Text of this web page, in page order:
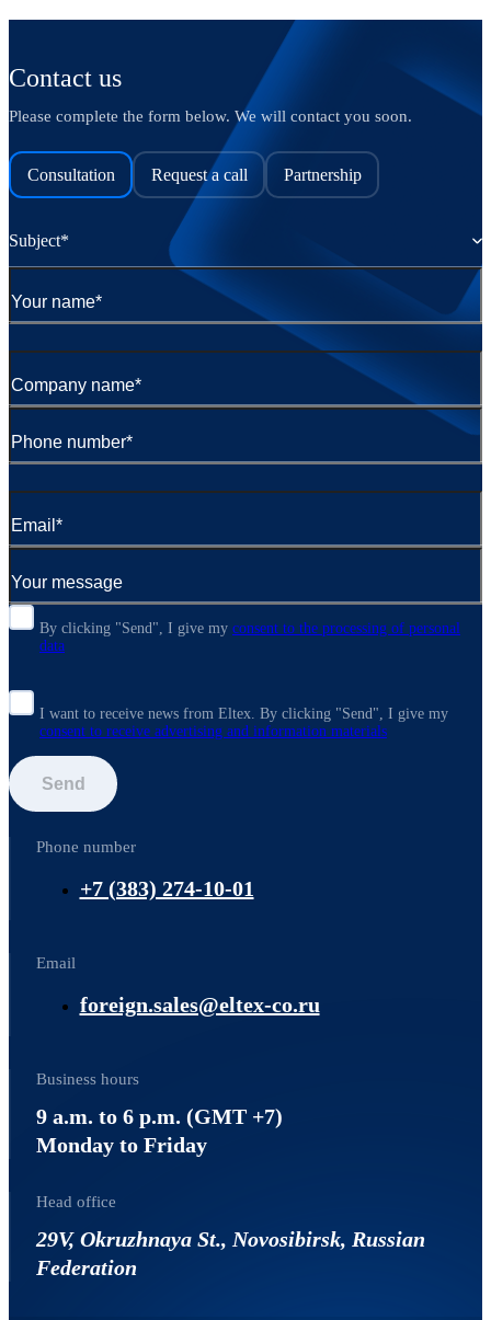
Contact us
Please complete the form below. We will contact you soon.
Consultation Request a call Partnership
Subject*
By clicking "Send", I give my consent to the processing of personal
data
I want to receive news from Eltex. By clicking "Send", I give my
consent to receive advertising and information materials
Send
Phone number
+7 (383) 274-10-01
Email
foreign.sales@eltex-co.ru
Business hours
9 a.m. to 6 p.m. (GMT +7)
Monday to Friday
Head office
29V, Okruzhnaya St., Novosibirsk, Russian
Federation